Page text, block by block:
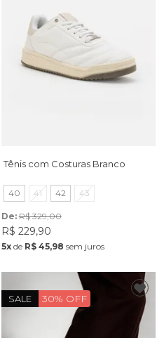
Tênis com Costuras Branco
40 41 42 43
De: R$ 329,00
R$ 229,90
5xde R$ 45,98 sem juros
SALE 30% OFF